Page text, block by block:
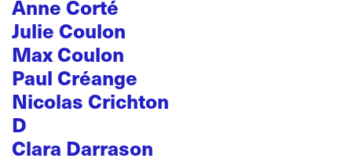
Anne Corté
Julie Coulon
Max Coulon
Paul Créange
Nicolas Crichton
D
Clara Darrason